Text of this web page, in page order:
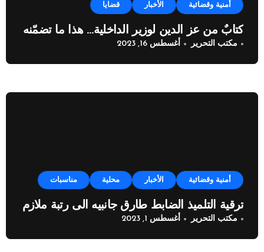
أمنية وقضائية الأخبار قضايا
كتابٌ من عز الدين لوزير الداخلية… هذا ما تضمّنه
مكتب التحرير أغسطس 16, 2023
أمنية وقضائية الأخبار محلية مناسبات
ترقية التلميذ الضابط طارق جانبيه الى رتبة ملازم
مكتب التحرير أغسطس 1, 2023